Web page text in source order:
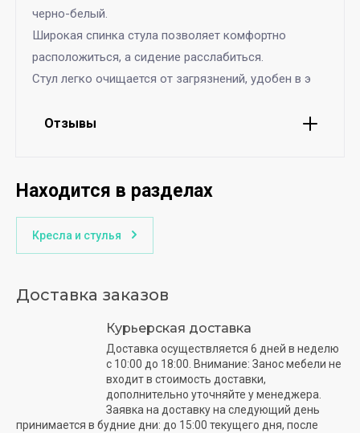
черно-белый.
Широкая спинка стула позволяет комфортно
расположиться, а сидение расслабиться.
Стул легко очищается от загрязнений, удобен в э
Отзывы
Находится в разделах
Кресла и стулья
Доставка заказов
Курьерская доставка
Доставка осуществляется 6 дней в неделю
с 10:00 до 18:00. Внимание: Занос мебели не
входит в стоимость доставки,
дополнительно уточняйте у менеджера.
Заявка на доставку на следующий день
принимается в будние дни: до 15:00 текущего дня, после